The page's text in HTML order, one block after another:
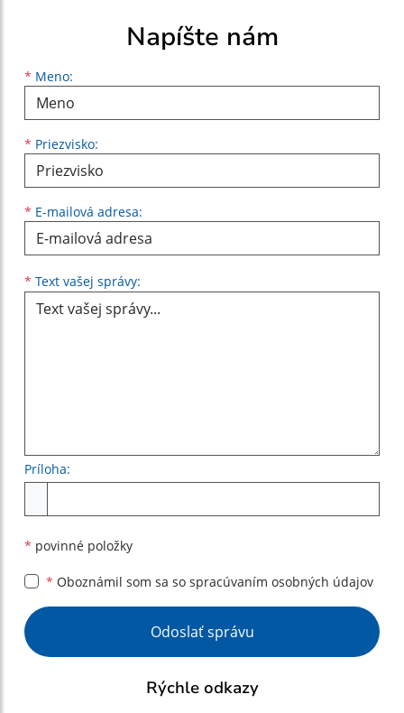
Napíšte nám
* Meno:
Meno
* Priezvisko:
Priezvisko
* E-mailová adresa:
E-mailová adresa
* Text vašej správy:
Príloha:
* povinné položky
* Oboznámil som sa so spracúvaním osobných údajov
Google reCaptcha Response
Odoslať správu
Rýchle odkazy